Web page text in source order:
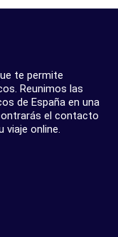
te permite
Reunimos las
de España en una
el contacto
viaje online.